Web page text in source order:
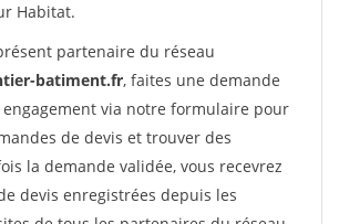
Habitat.
partenaire du réseau
batiment.fr, faites une demande
via notre formulaire pour
de devis et trouver des
la demande validée, vous recevrez
devis enregistrées depuis les